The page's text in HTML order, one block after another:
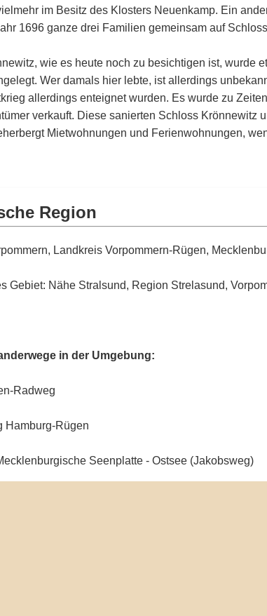
im Besitz des Klosters Neuenkamp. Ein
1696 ganze drei Familien gemeinsam auf
wie es heute noch zu besichtigen ist, wurde
Wer damals hier lebte, ist allerdings
allerdings enteignet wurden. Es wurde zu
verkauft. Diese sanierten Schloss Krönnewitz
Mietwohnungen und Ferienwohnungen,
Region
Landkreis Vorpommern-Rügen,
Gebiet: Nähe Stralsund, Region Strelasund,
in der Umgebung:
Radweg
Hamburg-Rügen
Seenplatte - Ostsee (Jakobsweg)